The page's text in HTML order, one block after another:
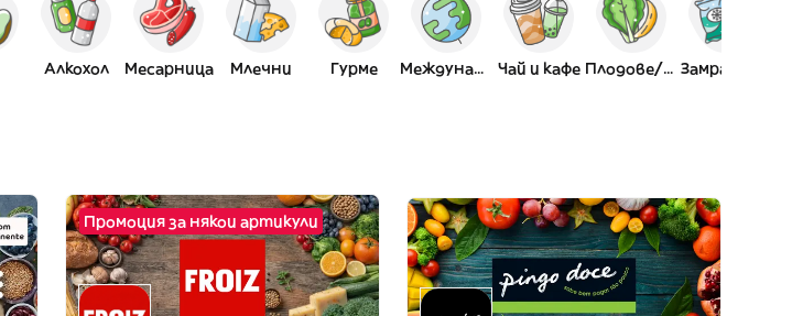
Алкохол Месарница Млечни Гурме Международна Чай и кафе Плодове/Зелен Замразени
Промоция за някои артикули